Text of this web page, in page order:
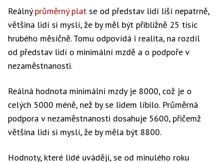
Reálnýprůměrný plat se od představ lidí liší nepatrně,
většina lidí si myslí, že by měl být přibližně 25 tisíc
hrubého měsíčně. Tomu odpovídá i realita, na rozdíl
od představ lidí o minimální mzdě a o podpoře v
nezaměstnanosti.
Reálná hodnota minimální mzdy je 8000, což je o
celých 5000 méně, než by se lidem líbilo. Průměrná
podpora v nezaměstnanosti dosahuje 5600, přičemž
většina lidí si myslí, že by měla být 8800.
Hodnoty, které lidé uvádějí, se od minulého roku